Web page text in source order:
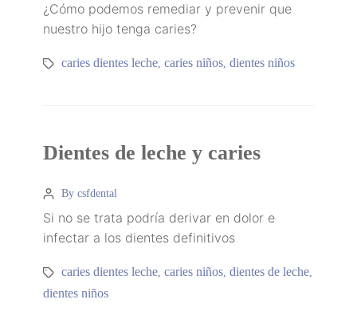
¿Cómo podemos remediar y prevenir que
nuestro hijo tenga caries?
caries dientes leche,caries niños,dientes niños
Dientes de leche y caries
By csfdental
Si no se trata podría derivar en dolor e
infectar a los dientes definitivos
caries dientes leche,caries niños,dientes de leche,
dientes niños